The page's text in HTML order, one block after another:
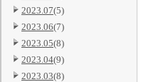
2023.07(5)
2023.06(7)
2023.05(8)
2023.04(9)
2023.03(8)